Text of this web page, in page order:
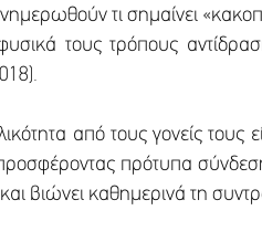
τι σημαίνει
τους τρόπους
από τους γονείς τους
πρότυπα
βιώνει καθημερινά τη